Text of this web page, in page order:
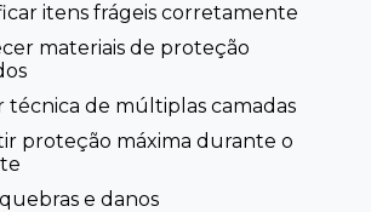
itens frágeis corretamente
materiais de proteção
técnica de múltiplas camadas
proteção máxima durante o
e danos